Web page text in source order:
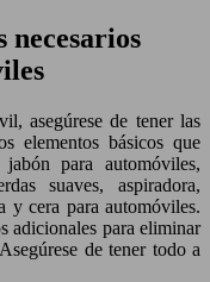
asegúrese de tener las
elementos básicos que
para automóviles,
suaves, aspiradora,
y cera para automóviles.
adicionales para eliminar
de tener todo a